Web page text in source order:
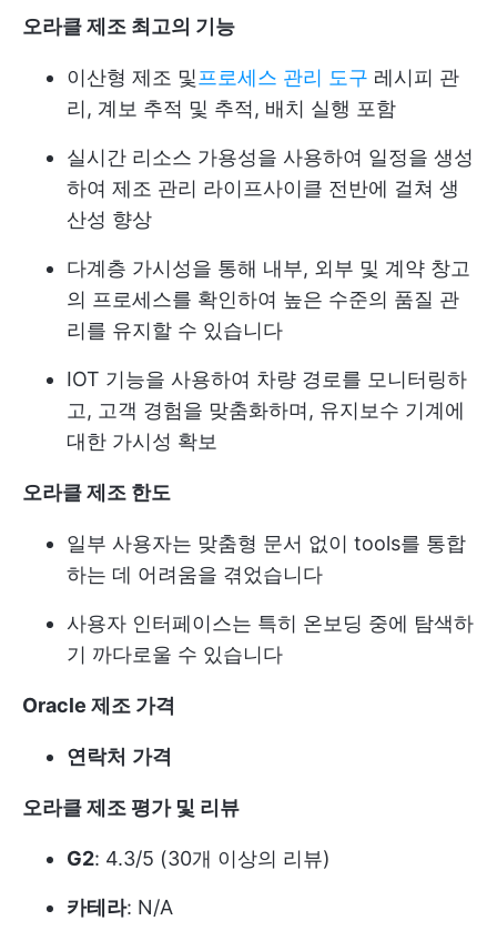
오라클제조 최고의 기능
이산형 제조 및프로세스 관리 도구 레시피 관
리, 계보 추적 및 추적, 배치 실행 포함
실시간 리소스 가용성을 사용하여 일정을 생성
하여 제조 관리 라이프사이클 전반에 걸쳐 생
산성 향상
다계층 가시성을 통해 내부, 외부 및 계약 창고
의 프로세스를 확인하여 높은 수준의 품질 관
리를 유지할 수 있습니다
IOT 기능을 사용하여 차량 경로를 모니터링하
고, 고객 경험을 맞춤화하며, 유지보수 기계에
대한 가시성 확보
오라클제조 한도
일부 사용자는 맞춤형 문서 없이 tools를 통합
하는 데 어려움을 겪었습니다
사용자 인터페이스는 특히 온보딩 중에 탐색하
기 까다로울 수 있습니다
Oracle 제조 가격
연락처 가격
오라클제조 평가 및 리뷰
G2: 4.3/5 (30개 이상의 리뷰)
카테라: N/A